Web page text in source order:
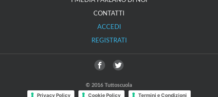
CONTATTI
ACCEDI
REGISTRATI
© 2016 Tuttoscuola
Privacy Policy Cookie Policy Termini e Condizioni